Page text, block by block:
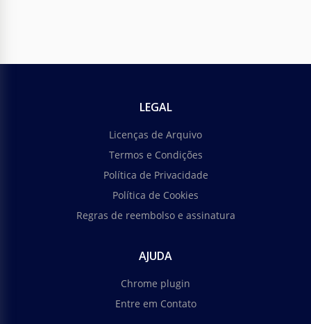
LEGAL
Licenças de Arquivo
Termos e Condições
Política de Privacidade
Política de Cookies
Regras de reembolso e assinatura
AJUDA
Chrome plugin
Entre em Contato